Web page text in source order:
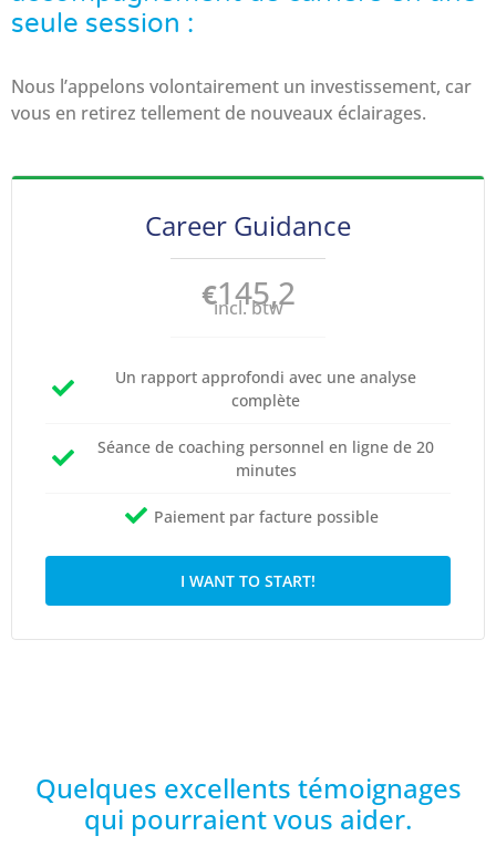
seule session :
Nous l’appelons volontairement un investissement, car
vous en retirez tellement de nouveaux éclairages.
Career Guidance
€145,2
incl. btw
Un rapport approfondi avec une analyse
complète
Séance de coaching personnel en ligne de 20
minutes
Paiement par facture possible
I WANT TO START!
Quelques excellents témoignages
qui pourraient vous aider.